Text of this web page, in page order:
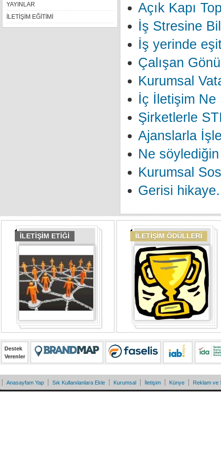
Açık Kapı
İş Stresine
İş yerinde
Çalışan
Kurumsal
İç İletişim Ne
Şirketlerle
Ajanslarla
Ne
Kurumsal
Gerisi
YAYINLAR
İLETİŞİM EĞİTİMİ
İLETİŞİM ETİĞİ İLETİŞİM ÖDÜLLERİ
Destek
Verenler
Anasayfam Yap Sık Kullanılanlara Ekle Kurumsal İletişim Künye Reklam ve